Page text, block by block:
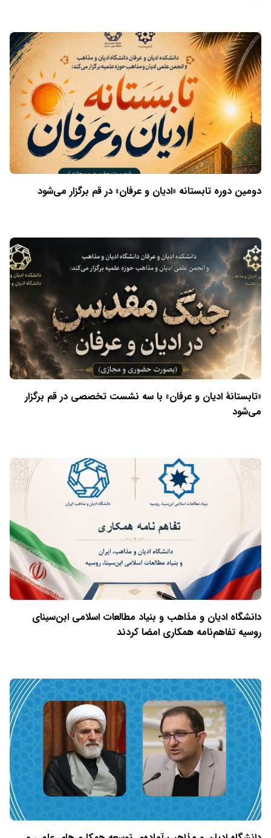
دومین دوره تابستانه «ادیان و عرفان» در قم برگزار می‌شود
«تابستانهٔ ادیان و عرفان» با سه نشست تخصصی در قم برگزار
می‌شود
دانشگاه ادیان و مذاهب و بنیاد مطالعات اسلامی ابن‌سینای
روسیه تفاهم‌نامه همکاری امضا کردند